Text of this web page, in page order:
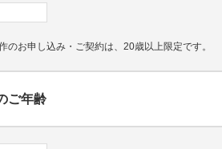
お申し込み・ご契約は、20歳以上限定です。
ご年齢